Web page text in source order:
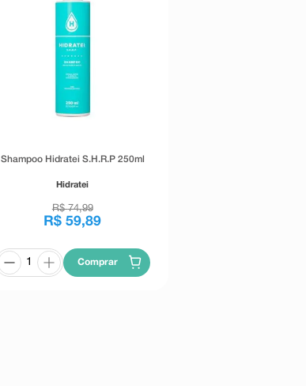
Shampoo Hidratei S.H.R.P 250ml
Hidratei
R$ 74,99
R$ 59,89
Comprar